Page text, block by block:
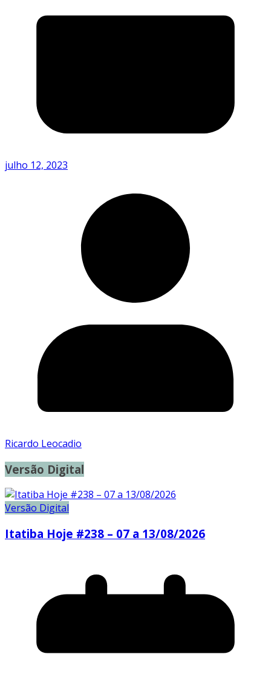
julho 12, 2023
Ricardo Leocadio
Versão Digital
Versão Digital
Itatiba Hoje #238 – 07 a 13/08/2026